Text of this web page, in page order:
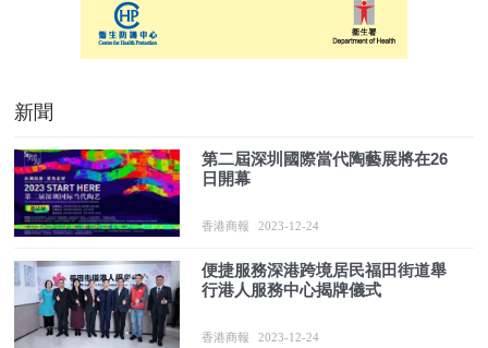
新聞
第二屆深圳國際當代陶藝展將在26
日開幕
香港商報 2023-12-24
便捷服務深港跨境居民福田街道舉
行港人服務中心揭牌儀式
香港商報 2023-12-24